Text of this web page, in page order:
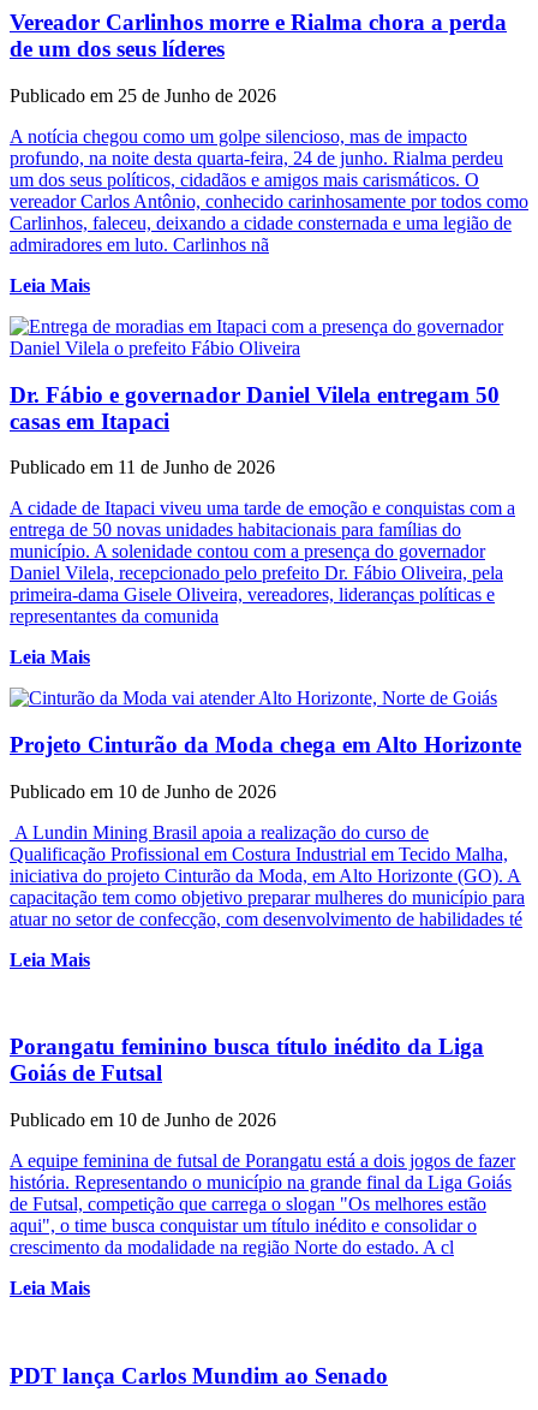
Vereador Carlinhos morre e Rialma chora a perda
de um dos seus líderes
Publicado em 25 de Junho de 2026
A notícia chegou como um golpe silencioso, mas de impacto
profundo, na noite desta quarta-feira, 24 de junho. Rialma perdeu
um dos seus políticos, cidadãos e amigos mais carismáticos. O
vereador Carlos Antônio, conhecido carinhosamente por todos como
Carlinhos, faleceu, deixando a cidade consternada e uma legião de
admiradores em luto. Carlinhos nã
Leia Mais
Dr. Fábio e governador Daniel Vilela entregam 50
casas em Itapaci
Publicado em 11 de Junho de 2026
A cidade de Itapaci viveu uma tarde de emoção e conquistas com a
entrega de 50 novas unidades habitacionais para famílias do
município. A solenidade contou com a presença do governador
Daniel Vilela, recepcionado pelo prefeito Dr. Fábio Oliveira, pela
primeira-dama Gisele Oliveira, vereadores, lideranças políticas e
representantes da comunida
Leia Mais
Projeto Cinturão da Moda chega em Alto Horizonte
Publicado em 10 de Junho de 2026
A Lundin Mining Brasil apoia a realização do curso de
Qualificação Profissional em Costura Industrial em Tecido Malha,
iniciativa do projeto Cinturão da Moda, em Alto Horizonte (GO). A
capacitação tem como objetivo preparar mulheres do município para
atuar no setor de confecção, com desenvolvimento de habilidades té
Leia Mais
Porangatu feminino busca título inédito da Liga
Goiás de Futsal
Publicado em 10 de Junho de 2026
A equipe feminina de futsal de Porangatu está a dois jogos de fazer
história. Representando o município na grande final da Liga Goiás
de Futsal, competição que carrega o slogan "Os melhores estão
aqui", o time busca conquistar um título inédito e consolidar o
crescimento da modalidade na região Norte do estado. A cl
Leia Mais
PDT lança Carlos Mundim ao Senado